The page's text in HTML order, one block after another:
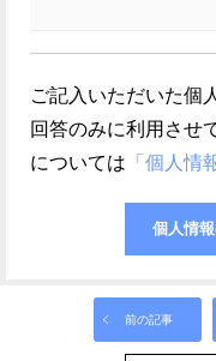
ご記入いただいた個
回答のみに利用させ
については 「個人情
前の記事